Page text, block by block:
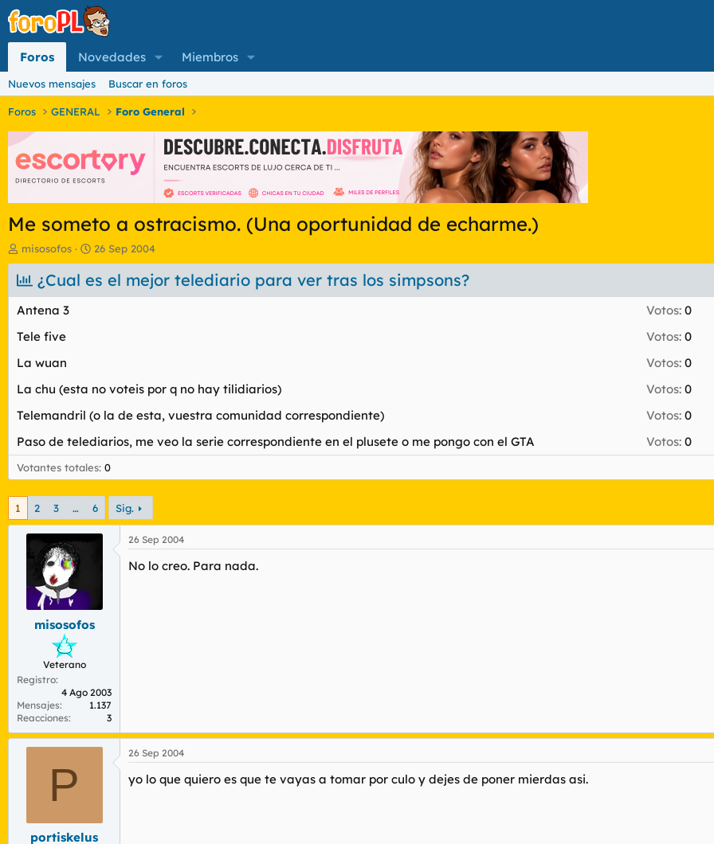
Foros Novedades Miembros
Nuevos mensajes Buscar en foros
Foros GENERAL Foro General
Me someto a ostracismo. (Una oportunidad de echarme.)
I
n
i
c
i
d
r
e
t
m
a
misosofos
F
e
c
h
c
o
26 Sep 2004
¿Cual es el mejor telediario para ver tras los simpsons?
Antena 3 Votos: 0
Tele five
Votos: 0
La wuan
Votos: 0
La chu (esta no voteis por q no hay tilidiarios)
Votos: 0
Telemandril (o la de esta, vuestra comunidad correspondiente)
Votos: 0
Paso de telediarios, me veo la serie correspondiente en el plusete o me pongo con el GTA
Votos: 0
Votantes totales 0
1 2 3 … 6 Sig.
misosofos
Veterano
Registro
4 Ago 2003
Mensajes
1.137
Reacciones
3
26 Sep 2004
No lo creo. Para nada.
P
portiskelus
26 Sep 2004
yo lo que quiero es que te vayas a tomar por culo y dejes de poner mierdas asi.